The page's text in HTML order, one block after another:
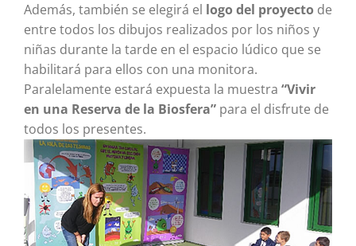
Además, también se elegirá el logo del proyecto de
entre todos los dibujos realizados por los niños y
niñas durante la tarde en el espacio lúdico que se
habilitará para ellos con una monitora.
Paralelamente estará expuesta la muestra “Vivir
en una Reserva de la Biosfera” para el disfrute de
todos los presentes.